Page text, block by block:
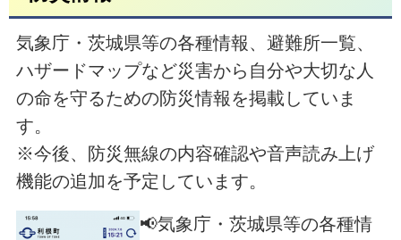
気象庁・茨城県等の各種情報、避難所一覧、
ハザードマップなど災害から自分や大切な人
の命を守るための防災情報を掲載していま
す。
※今後、防災無線の内容確認や音声読み上げ
機能の追加を予定しています。
📢気象庁・茨城県等の各種情